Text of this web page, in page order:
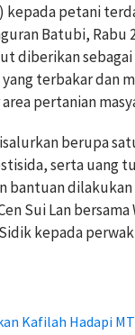
kepada petani
Batubi, Rabu
diberikan
terbakar dan
pertanian
berupa
serta uang
bantuan
Sui Lan
kepada
Kafilah Hadapi